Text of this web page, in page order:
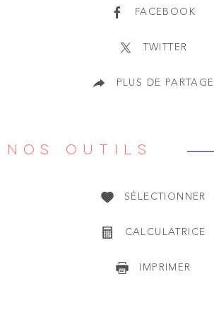
FACEBOOK
TWITTER
PLUS DE PARTAGE
NOS OUTILS
SÉLECTIONNER
CALCULATRICE
IMPRIMER